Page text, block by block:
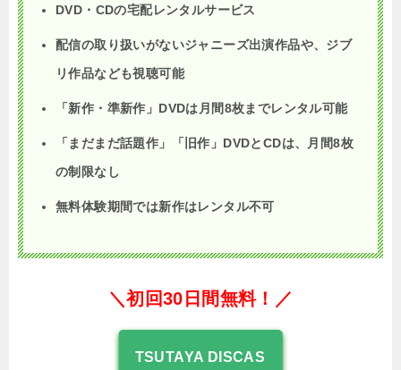
DVD・CDの宅配レンタルサービス
配信の取り扱いがないジャニーズ出演作品や、ジブ
リ作品なども視聴可能
「新作・準新作」DVDは月間8枚までレンタル可能
「まだまだ話題作」「旧作」DVDとCDは、月間8枚
の制限なし
無料体験期間では新作はレンタル不可
＼初回30日間無料！／
TSUTAYA DISCAS